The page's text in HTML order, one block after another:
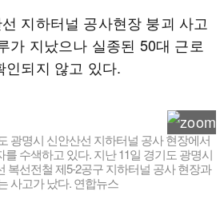
지하터널 공사현장 붕괴 사고
가 지났으나 실종된 50대 근로
인되지 않고 있다.
광명시 신안산선 지하터널 공사 현장에서
수색하고 있다. 지난 11일 경기도 광명시
복선전철 제5-2공구 지하터널 공사 현장과
사고가 났다. 연합뉴스